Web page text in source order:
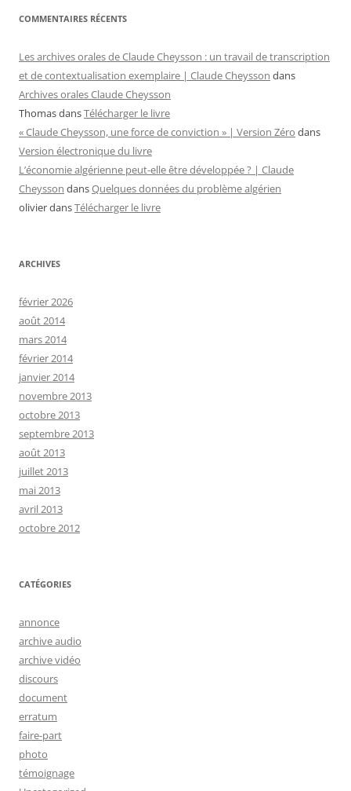
COMMENTAIRES RÉCENTS
Les archives orales de Claude Cheysson : un travail de transcription
et de contextualisation exemplaire | Claude Cheysson dans
Archives orales Claude Cheysson
ThomasdansTélécharger le livre
« Claude Cheysson, une force de conviction » | Version Zéro dans
Version électronique du livre
L’économie algérienne peut-elle être développée ? | Claude
Cheysson dansQuelques données du problème algérien
olivierdansTélécharger le livre
ARCHIVES
février 2026
août 2014
mars 2014
février 2014
janvier 2014
novembre 2013
octobre 2013
septembre 2013
août 2013
juillet 2013
mai 2013
avril 2013
octobre 2012
CATÉGORIES
annonce
archive audio
archive vidéo
discours
document
erratum
faire-part
photo
témoignage